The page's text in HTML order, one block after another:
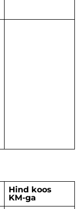
Hind koos
KM-ga